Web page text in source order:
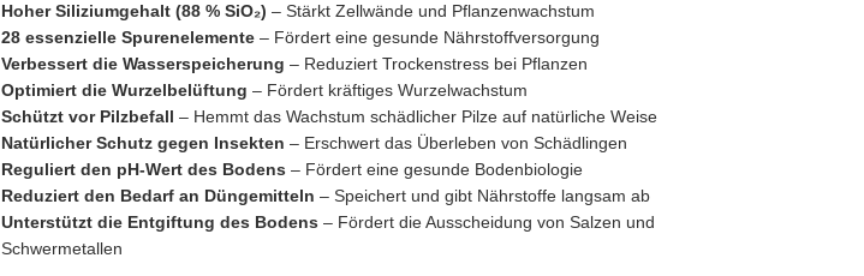
Hoher Siliziumgehalt (88 % SiO₂) – Stärkt Zellwände und Pflanzenwachstum
28 essenzielle Spurenelemente– Fördert eine gesunde Nährstoffversorgung
Verbessert die Wasserspeicherung – Reduziert Trockenstress bei Pflanzen
Optimiert die Wurzelbelüftung – Fördert kräftiges Wurzelwachstum
Schützt vor Pilzbefall – Hemmt das Wachstum schädlicher Pilze auf natürliche Weise
Natürlicher Schutz gegen Insekten – Erschwert das Überleben von Schädlingen
Reguliert den pH-Wert des Bodens – Fördert eine gesunde Bodenbiologie
Reduziert den Bedarf an Düngemitteln – Speichert und gibt Nährstoffe langsam ab
Unterstützt die Entgiftung des Bodens – Fördert die Ausscheidung von Salzen und
Schwermetallen